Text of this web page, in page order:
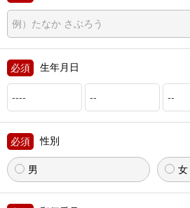
生年月日
性別
男 女